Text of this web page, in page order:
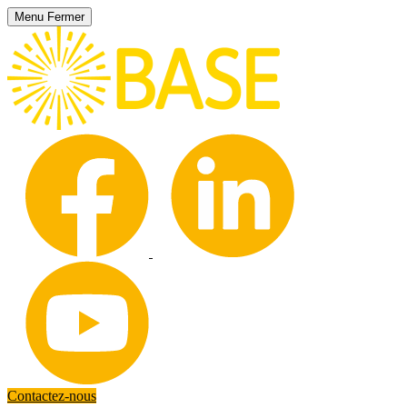
Menu Fermer
Contactez-nous